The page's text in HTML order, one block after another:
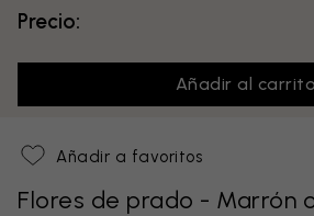
Precio:
Añadir al carrito
Añadir a favoritos
Flores de prado - Marrón